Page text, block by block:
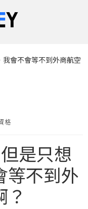
會不會等不到外商航空
格
是只想
等不到外